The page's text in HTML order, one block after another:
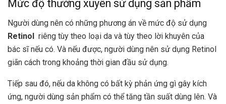
Mức độ thường xuyên sử dụng sản phẩm
Người dùng nên có những phương án về mức độ sử dụng
Retinol riêng tùy theo loại da và tùy theo lời khuyên của
bác sĩ nếu có. Và nếu được, người dùng nên sử dụng Retinol
giãn cách trong khoảng thời gian đầu sử dụng.
Tiếp sau đó, nếu da không có bất kỳ phản ứng gì gây kích
ứng, người dùng sản phẩm có thể tăng tần suất dùng lên. Và